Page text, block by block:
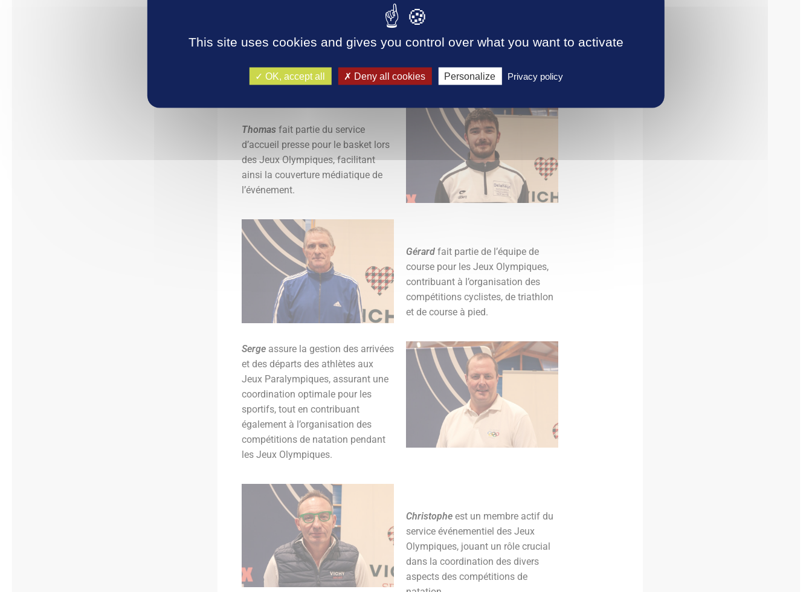
départs des athlètes pendant les
Jeux Paralympiques, tandis qu’elle
est également chargée de la
Olympiques.
Thomas fait partie du service
d’accueil presse pour le basket lors
des Jeux Olympiques, facilitant
ainsi la couverture médiatique de
l’événement.
Gérard fait partie de l’équipe de
course pour les Jeux Olympiques,
contribuant à l’organisation des
compétitions cyclistes, de triathlon
et de course à pied.
Serge assure la gestion des arrivées
et des départs des athlètes aux
Jeux Paralympiques, assurant une
coordination optimale pour les
sportifs, tout en contribuant
également à l’organisation des
compétitions de natation pendant
les Jeux Olympiques.
Christophe est un membre actif du
service événementiel des Jeux
Olympiques, jouant un rôle crucial
dans la coordination des divers
aspects des compétitions de
This site uses cookies and gives you control over what you want to activate
OK, accept all Deny all cookies Personalize Privacy policy